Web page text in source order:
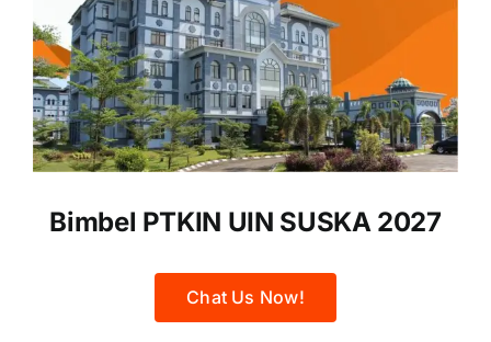
Bimbel PTKIN UIN SUSKA 2027
Chat Us Now!